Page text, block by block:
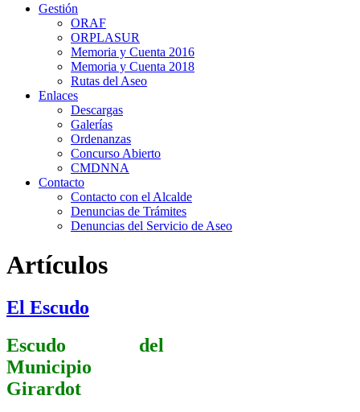
Gestión
ORAF
ORPLASUR
Memoria y Cuenta 2016
Memoria y Cuenta 2018
Rutas del Aseo
Enlaces
Descargas
Galerías
Ordenanzas
Concurso Abierto
CMDNNA
Contacto
Contacto con el Alcalde
Denuncias de Trámites
Denuncias del Servicio de Aseo
Artículos
El Escudo
Escudo del
Municipio
Girardot